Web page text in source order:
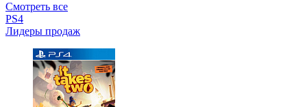
Смотреть все
PS4
Лидеры продаж